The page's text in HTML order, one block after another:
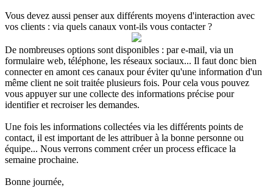
Vous devez aussi penser aux différents moyens d'interaction avec
vos clients : via quels canaux vont-ils vous contacter ?
De nombreuses options sont disponibles : par e-mail, via un
formulaire web, téléphone, les réseaux sociaux... Il faut donc bien
connecter en amont ces canaux pour éviter qu'une information d'un
même client ne soit traitée plusieurs fois. Pour cela vous pouvez
vous appuyer sur une collecte des informations précise pour
identifier et recroiser les demandes.
Une fois les informations collectées via les différents points de
contact, il est important de les attribuer à la bonne personne ou
équipe... Nous verrons comment créer un process efficace la
semaine prochaine.
Bonne journée,